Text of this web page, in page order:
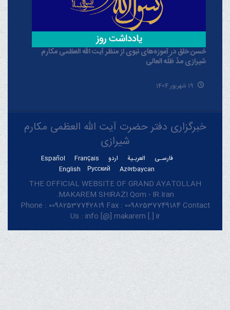
حُسن خلق در آموزه‌های نبوی از منظر آیت الله العظمی مکارم
شیرازی مدّ ظلّه العالی
19 شهریور 1404
خبرگزاری دفتر حضرت آیت الله العظمی مکارم
شیرازی
فارسـی العربـیة اردو Français
Español
Azərbaycan
Русский
English
THE OFFICIAL WEBSITE OF GRAND AYATOLLAH
MAKAREM SHIRAZI Qom - IR.Iran.
Phone : 00982537742819 Fax : 00982537749184 Contact
Us : info [@] makarem [.] ir